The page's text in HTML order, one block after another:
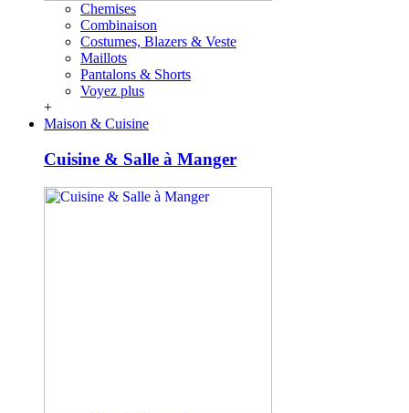
Chemises
Combinaison
Costumes, Blazers & Veste
Maillots
Pantalons & Shorts
Voyez plus
+
Maison & Cuisine
Cuisine & Salle à Manger